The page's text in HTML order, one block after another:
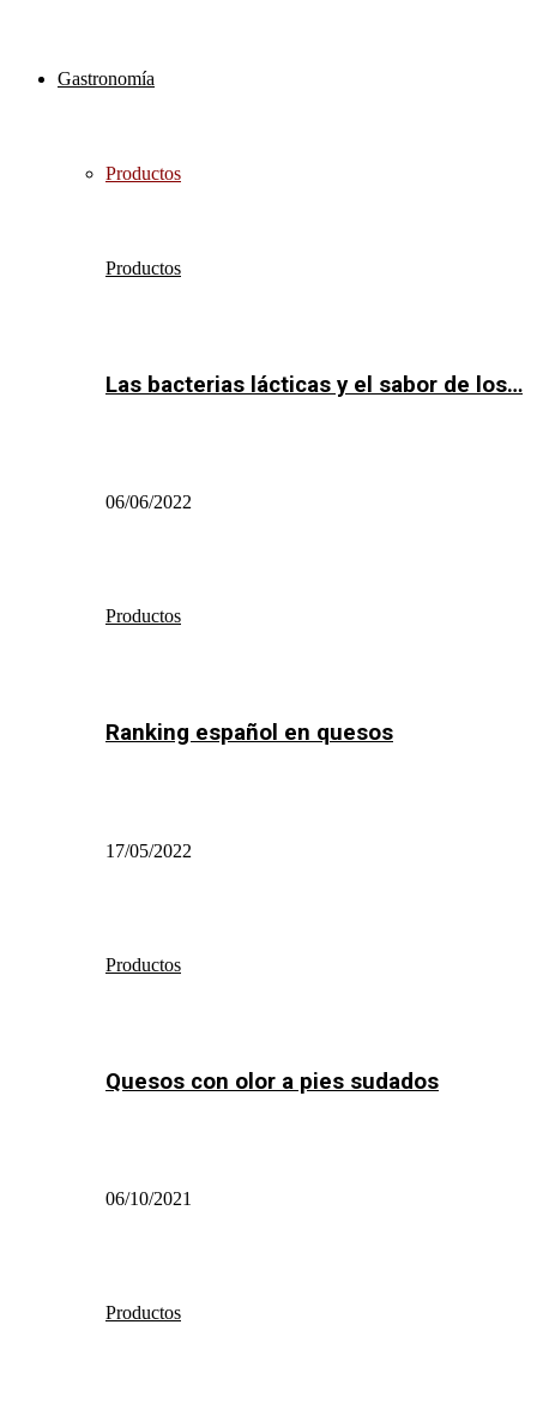
Gastronomía
Productos
Productos
Las bacterias lácticas y el sabor de los…
06/06/2022
Productos
Ranking español en quesos
17/05/2022
Productos
Quesos con olor a pies sudados
06/10/2021
Productos